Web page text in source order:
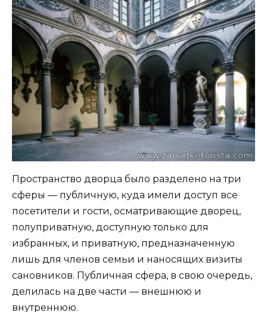
Пространство дворца было разделено на три
сферы — публичную, куда имели доступ все
посетители и гости, осматривающие дворец,
полуприватную, доступную только для
избранных, и приватную, предназначенную
лишь для членов семьи и наносящих визиты
сановников. Публичная сфера, в свою очередь,
делилась на две части — внешнюю и
внутреннюю.